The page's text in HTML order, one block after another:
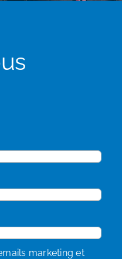
marketing et